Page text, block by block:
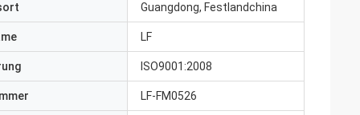
Guangdong, Festlandchina
LF
ISO9001:2008
LF-FM0526